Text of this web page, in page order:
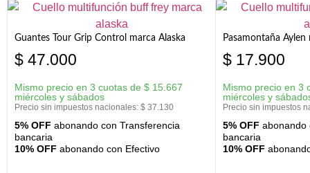
Guantes Tour Grip Control marca Alaska
$ 47.000
Mismo precio en 3 cuotas de $ 15.667
miércoles y sábados
Precio sin impuestos nacionales: $ 37.130
5% OFF abonando con Transferencia
bancaria
10% OFF abonando con Efectivo
Pasamontaña Aylen
$ 17.900
Mismo precio en 3
miércoles y
Precio sin impuestos
5% OFF abonando
bancaria
10% OFF